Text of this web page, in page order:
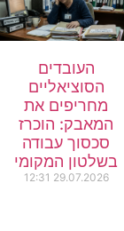
העובדים
הסוציאליים
מחריפים את
המאבק: הוכרז
סכסוך עבודה
בשלטון המקומי
29.07.2026
12:31